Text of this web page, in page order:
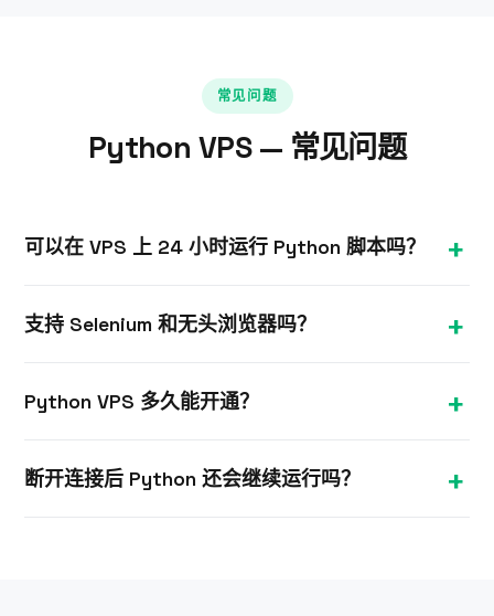
常见问题
Python VPS — 常见问题
可以在 VPS 上 24 小时运行 Python 脚本吗？
设为系统服务或计划任务，无论您是否在线，脚本都
支持 Selenium 和无头浏览器吗？
Selenium、Playwright 或 Scrapy，以及配套的浏览
Python VPS 多久能开通？
成配置。您将通过邮件收到 IP 地址和 RDP 登录凭
断开连接后 Python 还会继续运行吗？